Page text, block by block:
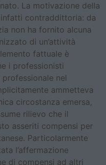
La motivazione della
contraddittoria: da
non ha fornito alcuna
di un’attività
fattuale è
i professionisti
nel
ammetteva
circostanza emersa,
rilievo che il
asseriti compensi per
Particolarmente
l’affermazione
di compensi ad altri